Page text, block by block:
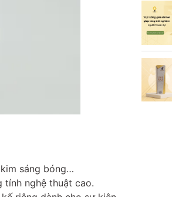
sáng bóng…
tính nghệ thuật cao.